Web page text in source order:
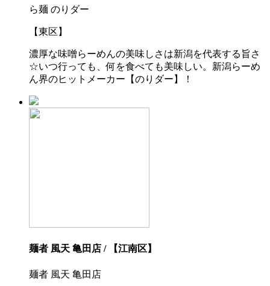
ら麺 のりダー
【東区】
濃厚な味噌らーめんの美味しさは新潟を代表する旨さ
☆いつ行っても、何を食べても美味しい。新潟らーめ
ん界のヒットメーカー【のりダー】！
麺者 風天 亀田店 / 【江南区】
麺者 風天 亀田店